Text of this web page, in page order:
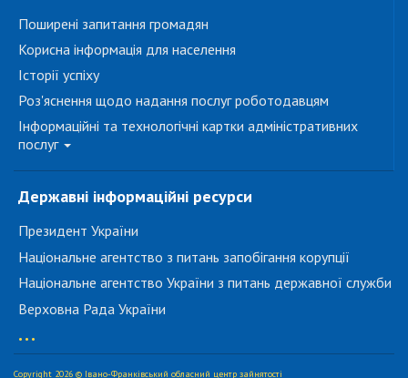
Поширені запитання громадян
Корисна інформація для населення
Історії успіху
Роз'яснення щодо надання послуг роботодавцям
Інформаційні та технологічні картки адміністративних
послуг
Державні інформаційні ресурси
Президент України
Національне агентство з питань запобігання корупції
Національне агентство України з питань державної служби
Верховна Рада України
...
Copyright 2026 © Івано-Франківський обласний центр зайнятості